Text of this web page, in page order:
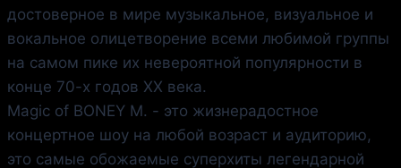
достоверное в мире музыкальное, визуальное и
вокальное олицетворение всеми любимой группы
на самом пике их невероятной популярности в
конце 70-х годов ХХ века.
Magic of BONEY M. - это жизнерадостное
концертное шоу на любой возраст и аудиторию,
это самые обожаемые суперхиты легендарной